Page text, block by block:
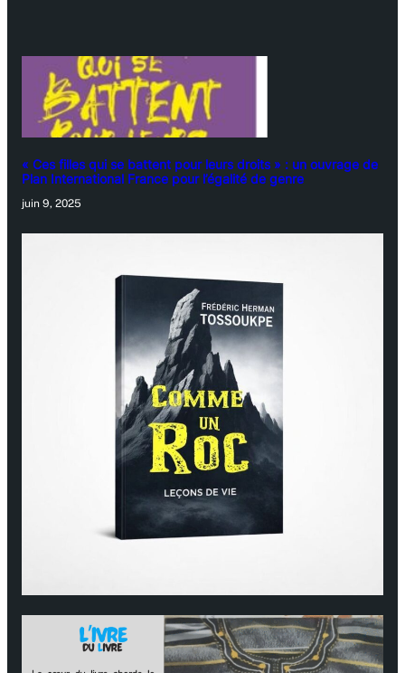
« Ces filles qui se battent pour leurs droits » : un ouvrage de
Plan International France pour l’égalité de genre
juin 9, 2025